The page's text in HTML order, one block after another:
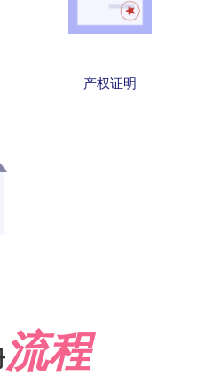
产权证明
流程